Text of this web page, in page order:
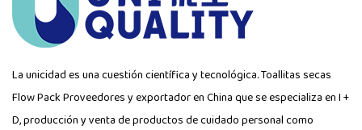
La unicidad es una cuestión científica y tecnológica.Toallitas secas
Flow Pack Proveedoresy exportador en China que se especializa en I +
D, producción y venta de productos de cuidado personal como